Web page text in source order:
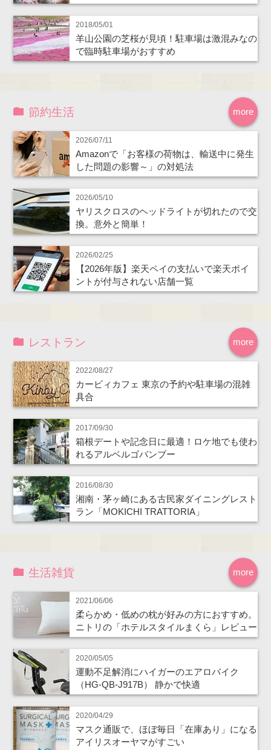
2018/05/01
羊山公園の芝桜が見頃！駐車場は激混みなの
で臨時駐車場がおすすめ
more
節約生活
2026/07/11
Amazonで「お客様の荷物は、輸送中に発生
した問題の影響～」の対処法
2026/05/10
ヤリスクロスのヘッドライトが切れたので交
換。意外と簡単！
2026/02/25
【2026年版】楽天ペイの支払いで楽天ポイ
ントが付与されない店舗一覧
more
レストラン
2022/08/27
カービィカフェ 東京の予約や駐車場の混雑
具合
2017/09/30
箱根デートや記念日に最適！ロケ地でも使わ
れるアルベルゴバンブー
2016/08/30
湘南・茅ヶ崎にある古民家ダイニングレスト
ラン「MOKICHI TRATTORIA」
more
生活雑貨
2021/06/06
柔らかめ・低めの枕が好みの方におすすめ。
ニトリの「ホテルスタイルまくら」レビュー
2020/05/05
運動不足解消にハイガーのエアロバイク
（HG-QB-J917B） 静かで快適
2020/04/29
マスク通販で、ほぼ毎日「在庫あり」になる
アイリスオーヤマがすごい